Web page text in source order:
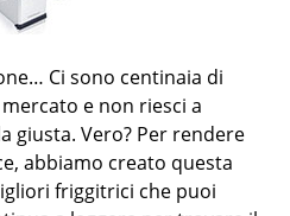
Ci sono centinaia di
e non riesci a
giusta. Vero? Per rendere
abbiamo creato questa
friggitrici che puoi